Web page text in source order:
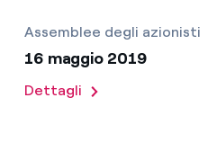
Assemblee degli azionisti
16 maggio 2019
Dettagli